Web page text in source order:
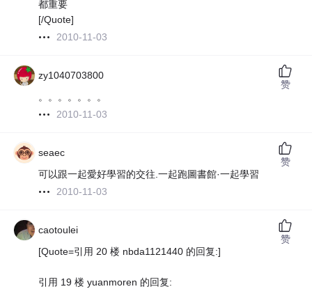
都重要
[/Quote]
2010-11-03
zy1040703800
。。。。。。。
2010-11-03
赞
seaec
可以跟一起愛好學習的交往.一起跑圖書館·一起學習
2010-11-03
赞
caotoulei
[Quote=引用 20 楼 nbda1121440 的回复:]
引用 19 楼 yuanmoren 的回复:
赞